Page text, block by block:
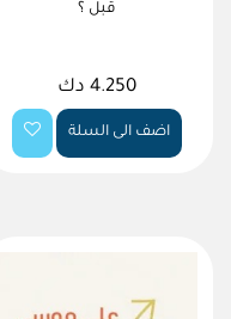
قبل ؟
4.250 دك
اضف الى السلة